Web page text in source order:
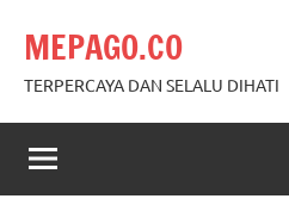
content
MEPAGO.CO
TERPERCAYA DAN SELALU DIHATI